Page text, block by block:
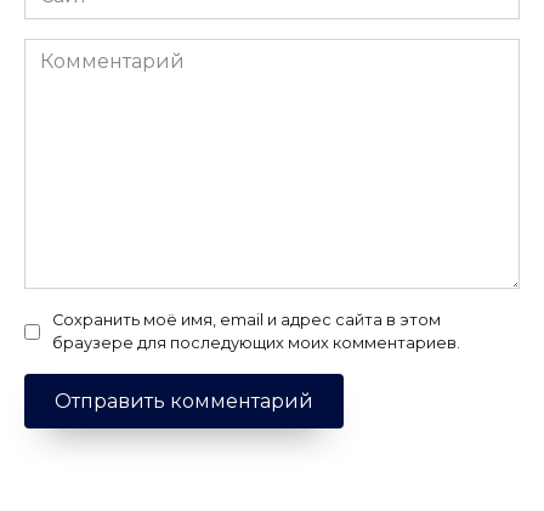
Комментарий
Сохранить моё имя, email и адрес сайта в этом
браузере для последующих моих комментариев.